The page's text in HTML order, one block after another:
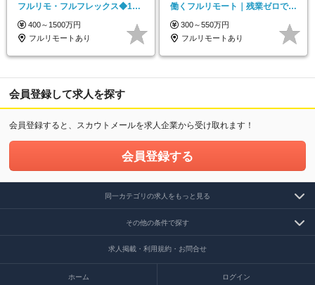
フルリモ・フルフレックス◆10
名の採用が決定◆
400～1500万円
フルリモートあり
働くフルリモート｜残業ゼロで
18時退勤◎
300～550万円
フルリモートあり
会員登録して求人を探す
会員登録すると、スカウトメールを求人企業から受け取れます！
会員登録する
同一カテゴリの求人をもっと見る
その他の条件で探す
求人掲載・利用規約・お問合せ
ホーム ログイン